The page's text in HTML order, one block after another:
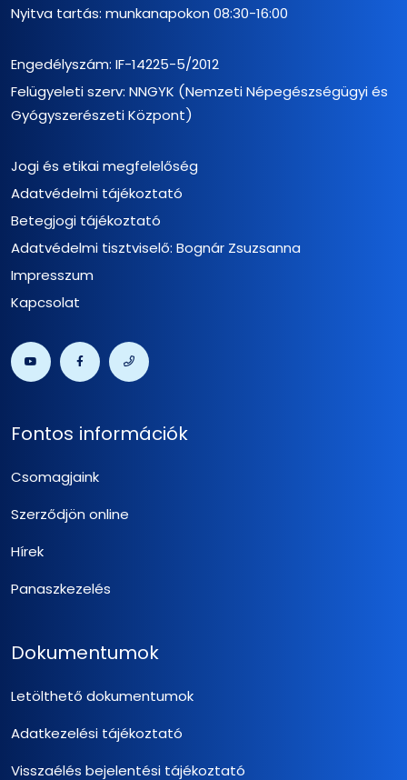
Nyitva tartás: munkanapokon 08:30-16:00
Engedélyszám: IF-14225-5/2012
Felügyeleti szerv: NNGYK (Nemzeti Népegészségügyi és
Gyógyszerészeti Központ)
Jogi és etikai megfelelőség
Adatvédelmi tájékoztató
Betegjogi tájékoztató
Adatvédelmi tisztviselő: Bognár Zsuzsanna
Impresszum
Kapcsolat
Fontos információk
Csomagjaink
Szerződjön online
Hírek
Panaszkezelés
Dokumentumok
Letölthető dokumentumok
Adatkezelési tájékoztató
Visszaélés bejelentési tájékoztató